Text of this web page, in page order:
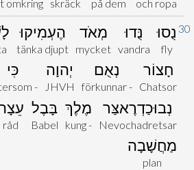
och ropa
på dem
skräck
omkring
30 נֻסוּ
fly
נֻּדוּ
vandra
מְאֹד
mycket
הֶעְמִיקוּ
tänka djupt
חָצוֹר
Chatsor
נְאֻם
förkunnar -
יְהוָה
JHVH
כִּי
-
נְבוּכַדְרֶאצַּר
Nevochadretsar
מֶלֶךְ
kung -
בָּבֶל
Babel
råd
מַחֲשָׁבָה
plan